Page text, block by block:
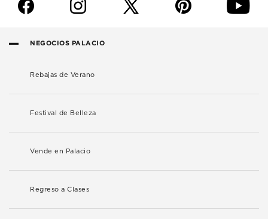
f i p y
NEGOCIOS PALACIO
Rebajas de Verano
Festival de Belleza
Vende en Palacio
Regreso a Clases